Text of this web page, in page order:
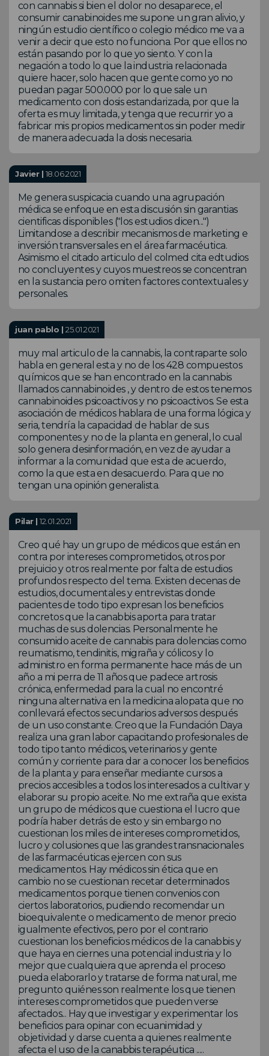
con cannabis si bien el dolor no desaparece, el
consumir canabinoides me supone un gran alivio, y
ningún estudio científico o colegio médico me va a
venir a decir que esto no funciona. Por que ellos no
están pasando por lo que yo siento. Y con la
negación a todo lo que la industria relacionada
quiere hacer, solo hacen que gente como yo no
puedan pagar 500.000 por lo que sale un
medicamento con dosis estandarizada, por que la
oferta es muy limitada, y tenga que recurrir yo a
fabricar mis propios medicamentos sin poder medir
de manera adecuada la dosis necesaria.
Javier | 18.06.2021
Me genera suspicacia cuando una agrupación
médica se enfoque en esta discusión sin garantias
cientificas disponibles ("los estudios dicen...")
Limitandose a describir mecanismos de marketing e
inversión transversales en el área farmacéutica.
Asimismo el citado articulo del colmed cita edtudios
no concluyentes y cuyos muestreos se concentran
en la sustancia pero omiten factores contextuales y
personales.
juan pablo |25.01.2021
muy mal articulo de la cannabis, la contraparte solo
habla en general esta y no de los 428 compuestos
químicos que se han encontrado en la cannabis
llamados cannabinoides , y dentro de estos tenemos
cannabinoides psicoactivos y no psicoactivos. Se esta
asociación de médicos hablara de una forma lógica y
seria, tendría la capacidad de hablar de sus
componentes y no de la planta en general, lo cual
solo genera desinformación, en vez de ayudar a
informar a la comunidad que esta de acuerdo,
como la que esta en desacuerdo. Para que no
tengan una opinión generalista.
Pilar |12.01.2021
Creo qué hay un grupo de médicos que están en
contra por intereses comprometidos, otros por
prejuicio y otros realmente por falta de estudios
profundos respecto del tema. Existen decenas de
estudios, documentales y entrevistas donde
pacientes de todo tipo expresan los beneficios
concretos que la canabbis aporta para tratar
muchas de sus dolencias. Personalmente he
consumido aceite de cannabis para dolencias como
reumatismo, tendinitis, migraña y cólicos y lo
administro en forma permanente hace más de un
año a mi perra de 11 años que padece artrosis
crónica, enfermedad para la cual no encontré
ninguna alternativa en la medicina alopata que no
conllevará efectos secundarios adversos después
de un uso constante. Creo que la Fundación Daya
realiza una gran labor capacitando profesionales de
todo tipo tanto médicos, veterinarios y gente
común y corriente para dar a conocer los beneficios
de la planta y para enseñar mediante cursos a
precios accesibles a todos los interesados a cultivar y
elaborar su propio aceite. No me extraña que exista
un grupo de médicos que cuestiona el lucro que
podría haber detrás de esto y sin embargo no
cuestionan los miles de intereses comprometidos,
lucro y colusiones que las grandes transnacionales
de las farmacéuticas ejercen con sus
medicamentos. Hay médicos sin ética que en
cambio no se cuestionan recetar determinados
medicamentos porque tienen convenios con
ciertos laboratorios, pudiendo recomendar un
bioequivalente o medicamento de menor precio
igualmente efectivos, pero por el contrario
cuestionan los beneficios médicos de la canabbis y
que haya en ciernes una potencial industria y lo
mejor que cualquiera que aprenda el proceso
pueda elaborarlo y tratarse de forma natural, me
pregunto quiénes son realmente los que tienen
intereses comprometidos que pueden verse
afectados... Hay que investigar y experimentar los
beneficios para opinar con ecuanimidad y
objetividad y darse cuenta a quienes realmente
afecta el uso de la canabbis terapéutica .....